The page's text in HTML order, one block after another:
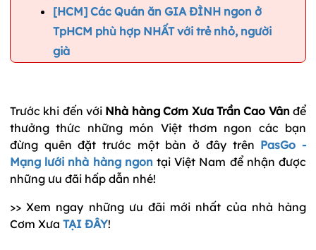
[HCM] Các Quán ăn GIA ĐÌNH ngon ở
TpHCM phù hợp NHẤT với trẻ nhỏ, người
già
Trước khi đến với Nhà hàng Cơm Xưa Trần Cao Vânđể
thưởng thức những món Việt thơm ngon các bạn
đừng quên đặt trước một bàn ở đây trên PasGo -
Mạng lưới nhà hàng ngon tại Việt Nam để nhận được
những ưu đãi hấp dẫn nhé!
>> Xem ngay những ưu đãi mới nhất của nhà hàng
Cơm Xưa TẠI ĐÂY!